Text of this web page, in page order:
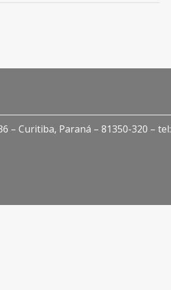
– Curitiba, Paraná – 81350-320 – tel: